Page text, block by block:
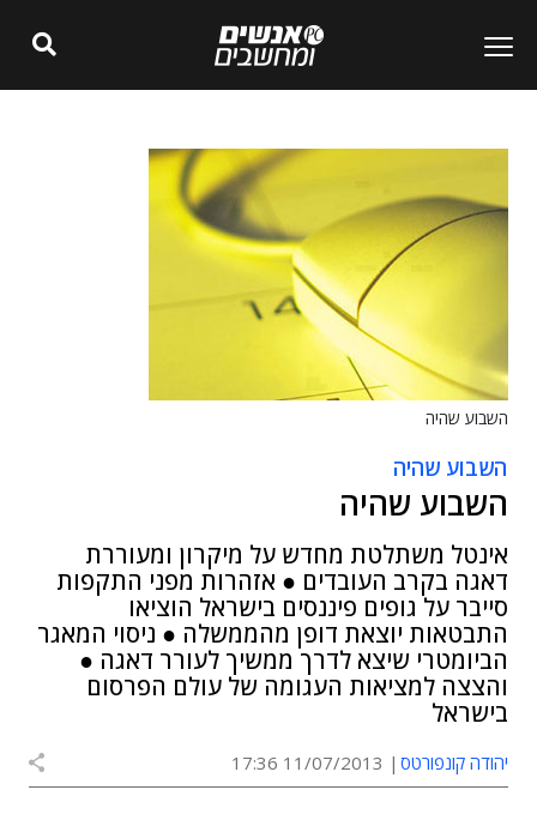
השבוע שהיה
השבוע שהיה
השבוע שהיה
אינטל משתלטת מחדש על מיקרון ומעוררת
דאגה בקרב העובדים ● אזהרות מפני התקפות
סייבר על גופים פיננסים בישראל הוציאו
התבטאות יוצאת דופן מהממשלה ● ניסוי המאגר
הביומטרי שיצא לדרך ממשיך לעורר דאגה ●
והצצה למציאות העגומה של עולם הפרסום
בישראל
יהודה קונפורטס 11/07/2013 17:36